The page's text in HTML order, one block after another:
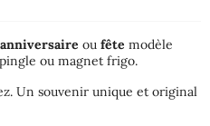
anniversaire ou fête modèle
ou magnet frigo.
Un souvenir unique et original